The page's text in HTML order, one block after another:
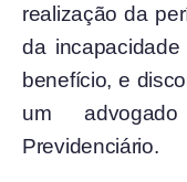
realização da
da
benefício, e
um
Previdenciário.